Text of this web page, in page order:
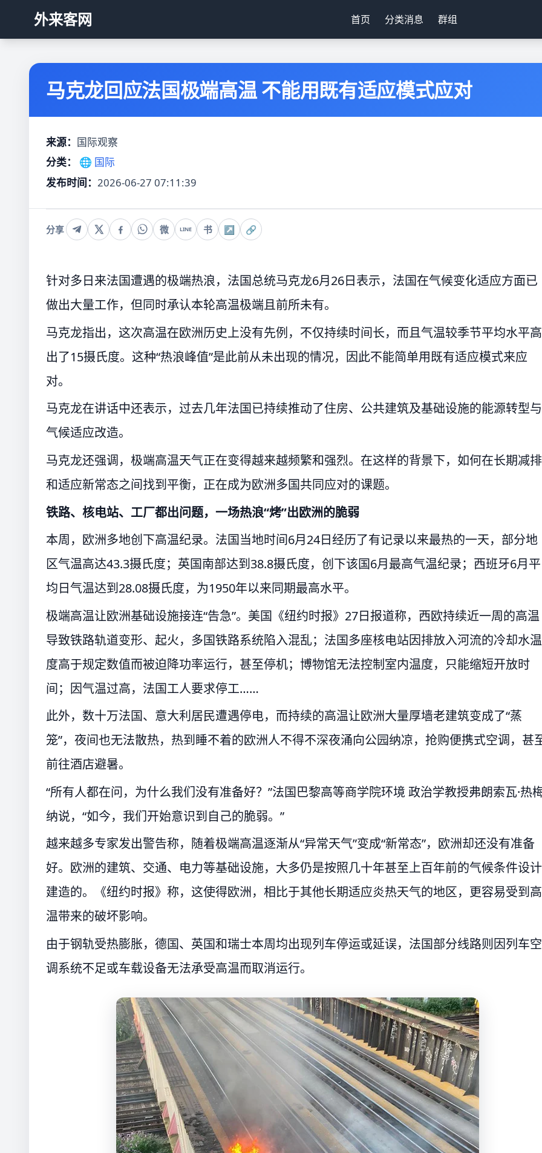
外来客网 首页 分类消息 群组
马克龙回应法国极端高温 不能用既有适应模式应对
来源： 国际观察
分类：
🌐 国际
发布时间： 2026-06-27 07:11:39
分享 微 LINE 书 ↗ 🔗
针对多日来法国遭遇的极端热浪，法国总统马克龙6月26日表示，法国在气候变化适应方面已
做出大量工作，但同时承认本轮高温极端且前所未有。
马克龙指出，这次高温在欧洲历史上没有先例，不仅持续时间长，而且气温较季节平均水平高
出了15摄氏度。这种“热浪峰值”是此前从未出现的情况，因此不能简单用既有适应模式来应
对。
马克龙在讲话中还表示，过去几年法国已持续推动了住房、公共建筑及基础设施的能源转型与
气候适应改造。
马克龙还强调，极端高温天气正在变得越来越频繁和强烈。在这样的背景下，如何在长期减排
和适应新常态之间找到平衡，正在成为欧洲多国共同应对的课题。
铁路、核电站、工厂都出问题，一场热浪“烤”出欧洲的脆弱
本周，欧洲多地创下高温纪录。法国当地时间6月24日经历了有记录以来最热的一天，部分地
区气温高达43.3摄氏度；英国南部达到38.8摄氏度，创下该国6月最高气温纪录；西班牙6月平
均日气温达到28.08摄氏度，为1950年以来同期最高水平。
极端高温让欧洲基础设施接连“告急”。美国《纽约时报》27日报道称，西欧持续近一周的高温
导致铁路轨道变形、起火，多国铁路系统陷入混乱；法国多座核电站因排放入河流的冷却水温
度高于规定数值而被迫降功率运行，甚至停机；博物馆无法控制室内温度，只能缩短开放时
间；因气温过高，法国工人要求停工……
此外，数十万法国、意大利居民遭遇停电，而持续的高温让欧洲大量厚墙老建筑变成了“蒸
笼”，夜间也无法散热，热到睡不着的欧洲人不得不深夜涌向公园纳凉，抢购便携式空调，甚
前往酒店避暑。
“所有人都在问，为什么我们没有准备好？”法国巴黎高等商学院环境 政治学教授弗朗索瓦·热
纳说，“如今，我们开始意识到自己的脆弱。”
越来越多专家发出警告称，随着极端高温逐渐从“异常天气”变成“新常态”，欧洲却还没有准备
好。欧洲的建筑、交通、电力等基础设施，大多仍是按照几十年甚至上百年前的气候条件设计
建造的。《纽约时报》称，这使得欧洲，相比于其他长期适应炎热天气的地区，更容易受到高
温带来的破坏影响。
由于钢轨受热膨胀，德国、英国和瑞士本周均出现列车停运或延误，法国部分线路则因列车空
调系统不足或车载设备无法承受高温而取消运行。